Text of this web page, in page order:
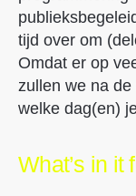
tijd over om
Omdat er op
zullen we na
welke dag(en)
What’s in it